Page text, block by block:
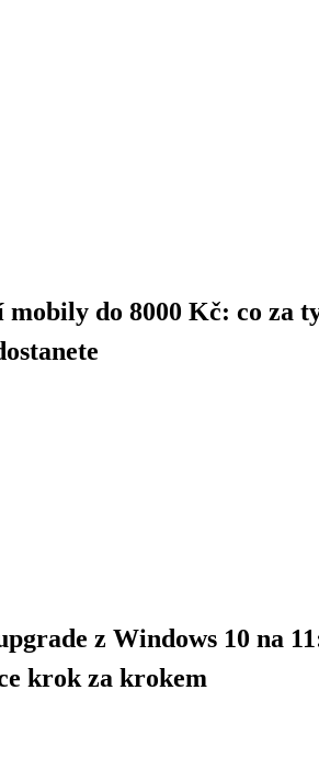
mobily do 8000 Kč: co za
z Windows 10 na
krok za krokem